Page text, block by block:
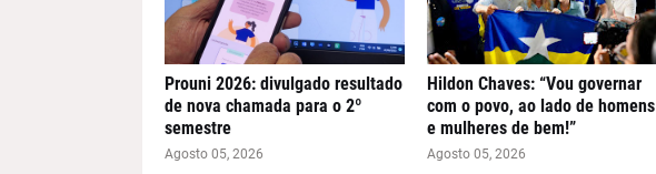
Prouni 2026: divulgado resultado
de nova chamada para o 2º
semestre
Agosto 05, 2026
Hildon Chaves: “Vou governar
com o povo, ao lado de homens
e mulheres de bem!”
Agosto 05, 2026